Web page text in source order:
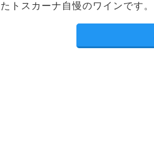
たトスカーナ自慢のワインです。